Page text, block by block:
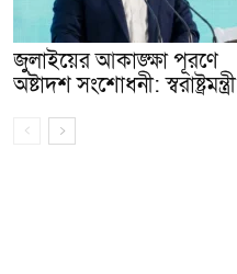
জুলাইয়ের আকাঙ্ক্ষা পূরণে
অষ্টাদশ সংশোধনী: স্বরাষ্ট্রমন্ত্রী